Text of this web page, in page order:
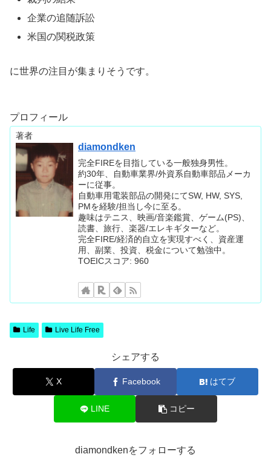
企業の追随訴訟
米国の関税政策
に世界の注目が集まりそうです。
プロフィール
著者
diamondken
完全FIREを目指している一般独身男性。
約30年、自動車業界/外資系自動車部品メーカ
ーに従事。
自動車用電装部品の開発にてSW, HW, SYS,
PMを経験/担当し今に至る。
趣味はテニス、映画/音楽鑑賞、ゲーム(PS)、
読書、旅行、楽器/エレキギターなど。
完全FIRE/経済的自立を実現すべく、資産運
用、副業、投資、税金について勉強中。
TOEICスコア: 960
Life Live Life Free
シェアする
X Facebook はてブ
LINE コピー
diamondkenをフォローする